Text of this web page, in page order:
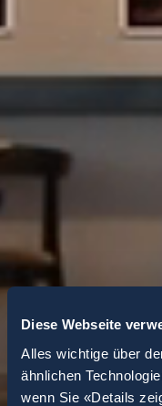
Diese Webseite
Alles wichtige über
ähnlichen
wenn Sie «Details